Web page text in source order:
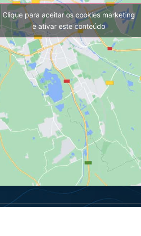
Clique para aceitar os cookies marketing
e ativar este conteúdo